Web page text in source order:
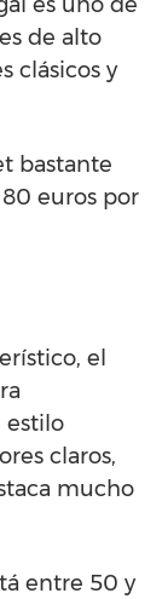
de alto
clásicos y
bastante
euros por
el
estilo
claros,
mucho
entre 50 y